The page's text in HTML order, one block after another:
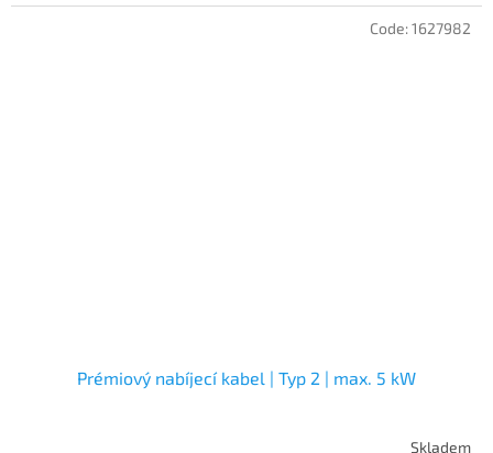
Prémiový nabíjecí kabel | Typ 2 | max. 5 kW
Skladem
Code:1627982